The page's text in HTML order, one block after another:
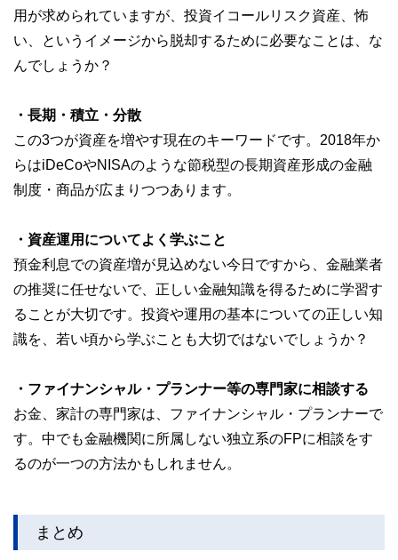
用が求められていますが、投資イコールリスク資産、怖
い、というイメージから脱却するために必要なことは、な
んでしょうか？
・長期・積立・分散
この3つが資産を増やす現在のキーワードです。2018年か
らはiDeCoやNISAのような節税型の長期資産形成の金融
制度・商品が広まりつつあります。
・資産運用についてよく学ぶこと
預金利息での資産増が見込めない今日ですから、金融業者
の推奨に任せないで、正しい金融知識を得るために学習す
ることが大切です。投資や運用の基本についての正しい知
識を、若い頃から学ぶことも大切ではないでしょうか？
・ファイナンシャル・プランナー等の専門家に相談する
お金、家計の専門家は、ファイナンシャル・プランナーで
す。中でも金融機関に所属しない独立系のFPに相談をす
るのが一つの方法かもしれません。
まとめ